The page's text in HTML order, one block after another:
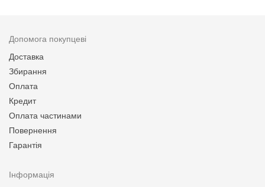
Допомога покупцеві
Доставка
Збирання
Оплата
Кредит
Оплата частинами
Повернення
Гарантія
Інформація